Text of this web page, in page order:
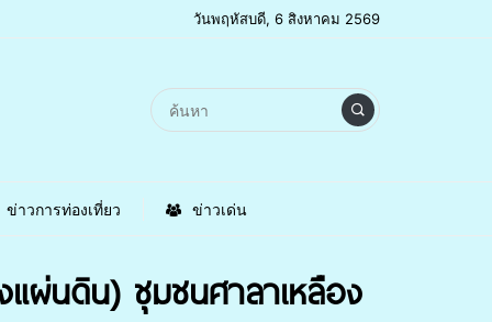
วันพฤหัสบดี, 6 สิงหาคม 2569
ข่าวการท่องเที่ยว ข่าวเด่น
ผ่นดิน) ชุมชนศาลาเหลือง